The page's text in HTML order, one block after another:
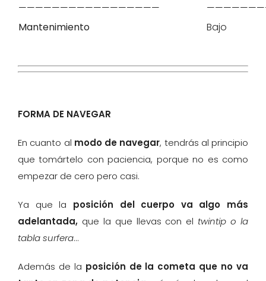
—————————————————
Mantenimiento
Bajo
FORMA DE NAVEGAR
En cuanto al modo de navegar, tendrás al principio
que tomártelo con paciencia, porque no es como
empezar de cero pero casi.
Ya que la posición del cuerpo va algo más
adelantada, que la que llevas con el twintip o la
tabla surfera…
Además de la posición de la cometa que no va